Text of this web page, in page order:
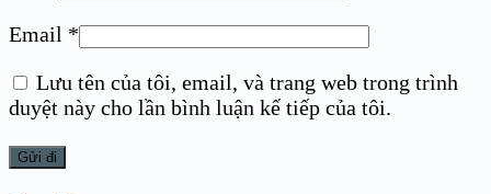
Email *
Lưu tên của tôi, email, và trang web trong trình
duyệt này cho lần bình luận kế tiếp của tôi.